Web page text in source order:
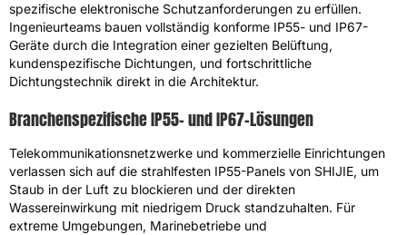
spezifische elektronische Schutzanforderungen zu erfüllen.
Ingenieurteams bauen vollständig konforme IP55- und IP67-
Geräte durch die Integration einer gezielten Belüftung,
kundenspezifische Dichtungen, und fortschrittliche
Dichtungstechnik direkt in die Architektur.
Branchenspezifische IP55- und IP67-Lösungen
Telekommunikationsnetzwerke und kommerzielle Einrichtungen
verlassen sich auf die strahlfesten IP55-Panels von SHIJIE, um
Staub in der Luft zu blockieren und der direkten
Wassereinwirkung mit niedrigem Druck standzuhalten. Für
extreme Umgebungen, Marinebetriebe und